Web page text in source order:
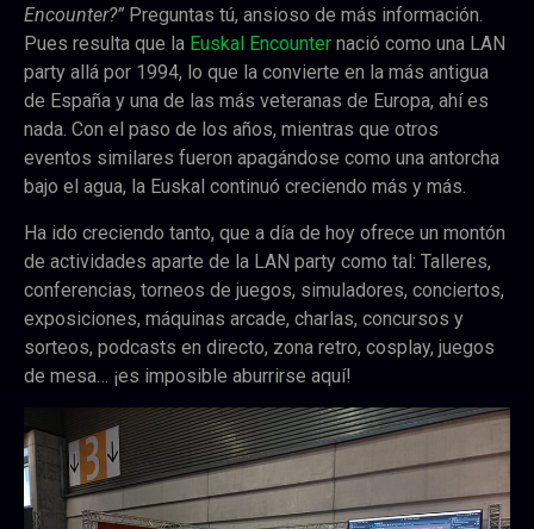
Encounter?” Preguntas tú, ansioso de más información.
Pues resulta que la Euskal Encounter nació como una LAN
party allá por 1994, lo que la convierte en la más antigua
de España y una de las más veteranas de Europa, ahí es
nada. Con el paso de los años, mientras que otros
eventos similares fueron apagándose como una antorcha
bajo el agua, la Euskal continuó creciendo más y más.
Ha ido creciendo tanto, que a día de hoy ofrece un montón
de actividades aparte de la LAN party como tal: Talleres,
conferencias, torneos de juegos, simuladores, conciertos,
exposiciones, máquinas arcade, charlas, concursos y
sorteos, podcasts en directo, zona retro, cosplay, juegos
de mesa… ¡es imposible aburrirse aquí!